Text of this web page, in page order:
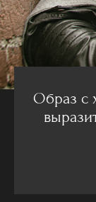
Образ с